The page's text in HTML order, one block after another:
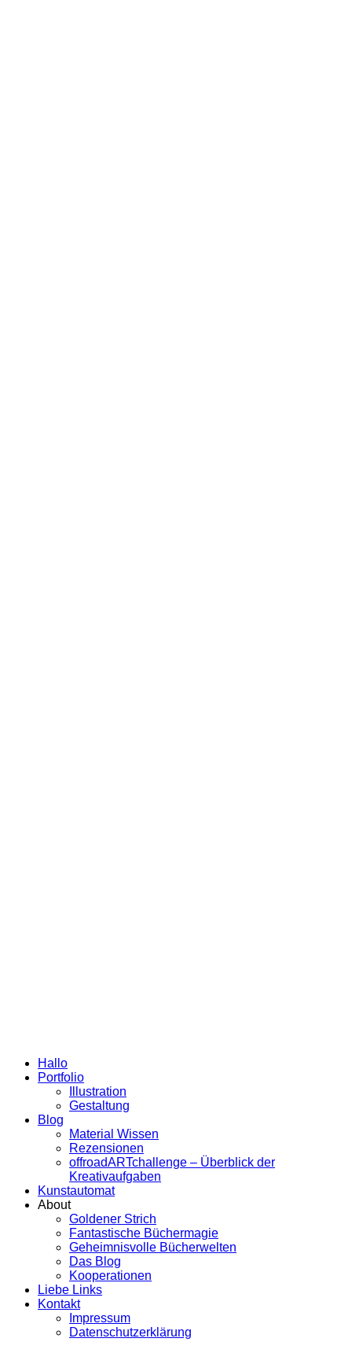
Hallo
Portfolio
Illustration
Gestaltung
Blog
Material Wissen
Rezensionen
offroadARTchallenge – Überblick der
Kreativaufgaben
Kunstautomat
About
Goldener Strich
Fantastische Büchermagie
Geheimnisvolle Bücherwelten
Das Blog
Kooperationen
Liebe Links
Kontakt
Impressum
Datenschutzerklärung